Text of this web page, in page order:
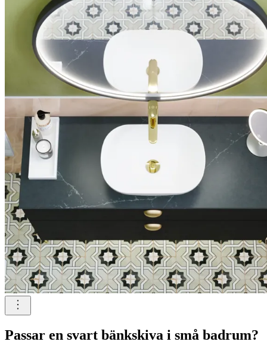
Passar en svart bänkskiva i små badrum?